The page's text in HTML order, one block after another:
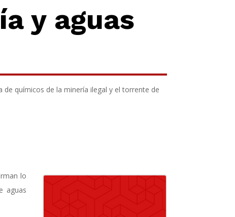
y aguas
de químicos de la minería ilegal y el torrente de
lo
aguas